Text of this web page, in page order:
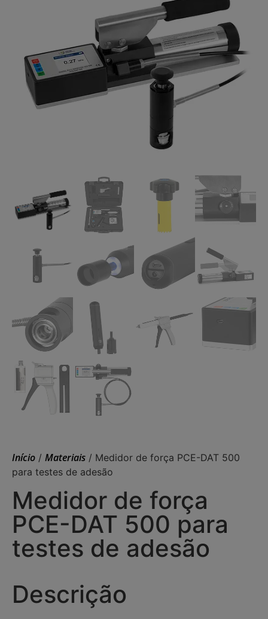
Início / Materiais / Medidor de força PCE-DAT 500
para testes de adesão
Medidor de força
PCE-DAT 500 para
testes de adesão
Descrição